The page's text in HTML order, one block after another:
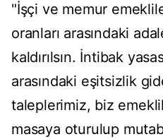
"İşçi ve memur
oranları arasındaki
kaldırılsın. İntibak
arasındaki eşitsizlik
taleplerimiz, biz
masaya oturulup